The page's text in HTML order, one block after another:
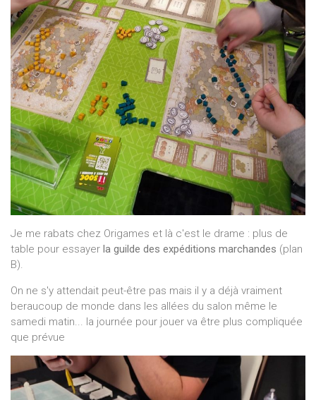
Je me rabats chez Origames et là c'est le drame : plus de
table pour essayer la guilde des expéditions marchandes (plan
B).
On ne s'y attendait peut-être pas mais il y a déjà vraiment
beraucoup de monde dans les allées du salon même le
samedi matin... la journée pour jouer va être plus compliquée
que prévue